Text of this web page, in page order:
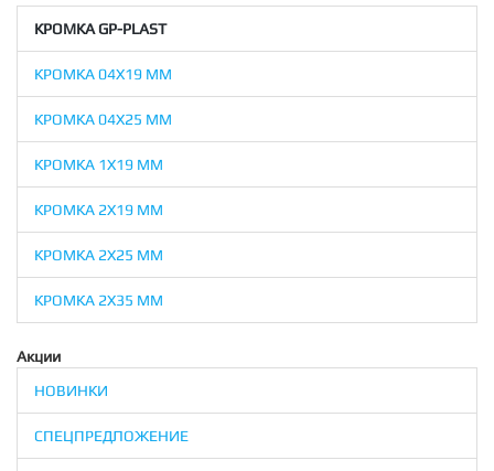
КРОМКА GP-PLAST
КРОМКА 04X19 ММ
КРОМКА 04X25 ММ
КРОМКА 1X19 ММ
КРОМКА 2X19 ММ
КРОМКА 2X25 ММ
КРОМКА 2X35 ММ
Акции
НОВИНКИ
СПЕЦПРЕДЛОЖЕНИЕ